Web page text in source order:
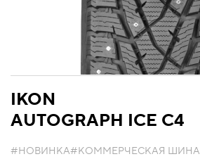
IKON
AUTOGRAPH ICE C4
#НОВИНКА#КОММЕРЧЕСКАЯ ШИНА